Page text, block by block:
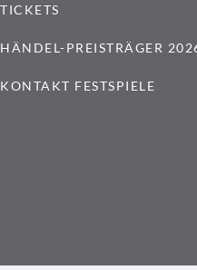
TICKETS
HÄNDEL-PREISTRÄGER
KONTAKT FESTSPIELE